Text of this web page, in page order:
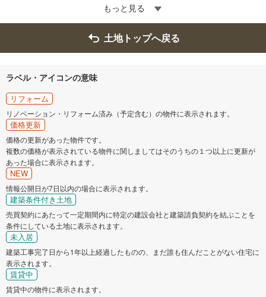
もっと見る
土地トップへ戻る
ラベル・アイコンの意味
リフォーム
リノベーション・リフォーム済み（予定含む）の物件に表示されます。
価格更新
価格の更新があった物件です。
複数の価格が表示されている物件に関しましてはそのうちの１つ以上に更新が
あった場合に表示されます。
NEW
情報公開日が7日以内の場合に表示されます。
建築条件付き土地
売買契約にあたって一定期間内に特定の建設会社と建築請負契約を結ぶことを
条件にしている土地に表示されます。
未入居
建築工事完了日から1年以上経過したものの、まだ誰も住んだことがない住宅に
表示されます。
賃貸中
賃貸中の物件に表示されます。